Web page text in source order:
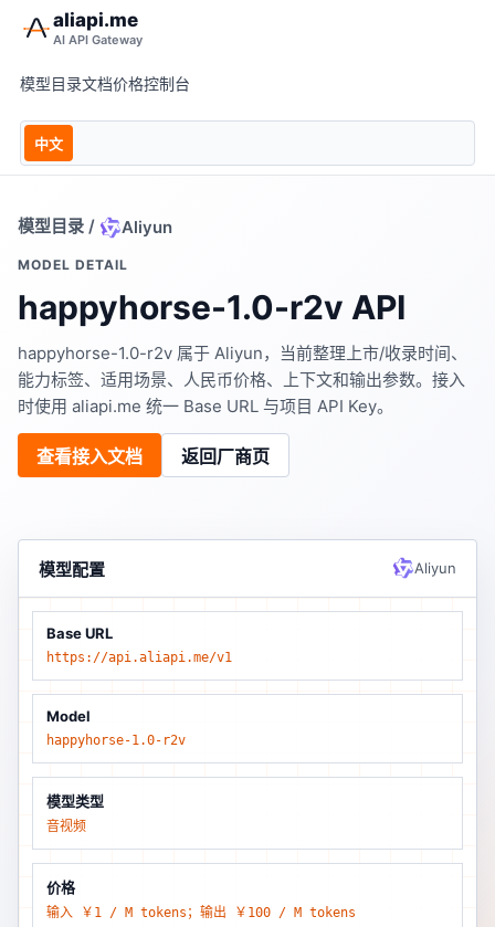
aliapi.me
AI API Gateway
模型目录文档价格控制台
中文
模型目录 / Aliyun
MODEL DETAIL
happyhorse-1.0-r2v API
happyhorse-1.0-r2v 属于 Aliyun，当前整理上市/收录时间、
能力标签、适用场景、人民币价格、上下文和输出参数。接入
时使用 aliapi.me 统一 Base URL 与项目 API Key。
查看接入文档 返回厂商页
模型配置 Aliyun
Base URL
https://api.aliapi.me/v1
Model
happyhorse-1.0-r2v
模型类型
音视频
价格
输入 ￥1 / M tokens；输出 ￥100 / M tokens